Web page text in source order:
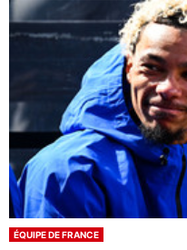
ÉQUIPE DE FRANCE